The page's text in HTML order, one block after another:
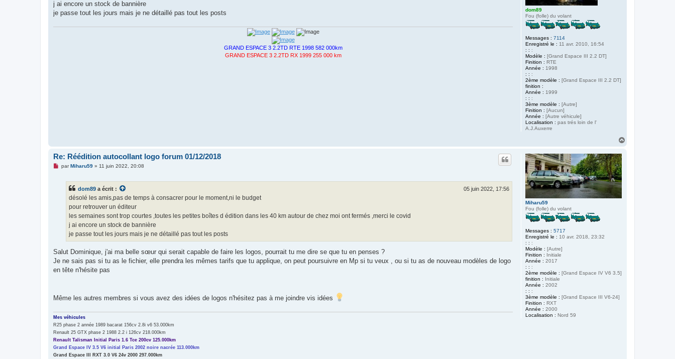
dom89
Fou (folle) du volant
Messages : 7114
Enregistré le : 11 avr. 2010, 16:54
: : :
Modèle : [Grand Espace III 2.2 DT]
Finition : RTE
Année : 1998
: : :
2ème modèle : [Grand Espace III 2.2 DT]
finition :
Année : 1999
: : :
3ème modèle : [Autre]
Finition : [Aucun]
Année : [Autre véhicule]
Localisation : pas trés loin de l'
A.J.Auxerre
n
o
n
j ai encore un stock de bannière
je passe tout les jours mais je ne détaillé pas tout les posts
GRAND ESPACE 3 2.2TD RTE 1998 582 000km
GRAND ESPACE 3 2.2TD RX 1999 255 000 km
Miharu59
Fou (folle) du volant
Messages : 5717
Enregistré le : 10 avr. 2018, 23:32
: : :
Modèle : [Autre]
Finition : Initiale
Année : 2017
: : :
2ème modèle : [Grand Espace IV V6 3.5]
finition : Initiale
Année : 2002
: : :
3ème modèle : [Grand Espace III V6-24]
Finition : RXT
Année : 2000
Localisation : Nord 59
Re: Réédition autocollant logo forum 01/12/2018
MparMiharu59» 11 juin 2022, 20:08
dom89 a écrit : 05 juin 2022, 17:56
désolé les amis,pas de temps à consacrer pour le moment,ni le budget
pour retrouver un éditeur
les semaines sont trop courtes ,toutes les petites boîtes d édition dans les 40 km autour de chez moi ont fermés ,merci le covid
j ai encore un stock de bannière
je passe tout les jours mais je ne détaillé pas tout les posts
Salut Dominique, j'ai ma belle sœur qui serait capable de faire les logos, pourrait tu me dire se que tu en penses ?
Je ne sais pas si tu as le fichier, elle prendra les mêmes tarifs que tu applique, on peut poursuivre en Mp si tu veux , ou si tu as de nouveau modèles de logo
en tête n'hésite pas
Même les autres membres si vous avez des idées de logos n'hésitez pas à me joindre vis idées
Mes véhicules
R25 phase 2 année 1989 bacarat 156cv 2.8i v6 53.000km
Renault 25 GTX phase 2 1988 2.2 i 126cv 218.000km
Renault Talisman Initial Paris 1.6 Tce 200cv 125.000km
Grand Espace IV 3.5 V6 initial Paris 2002 noire nacrée 113.000km
Grand Espace III RXT 3.0 V6 24v 2000 297.000km